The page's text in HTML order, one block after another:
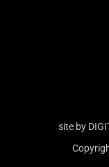
site by